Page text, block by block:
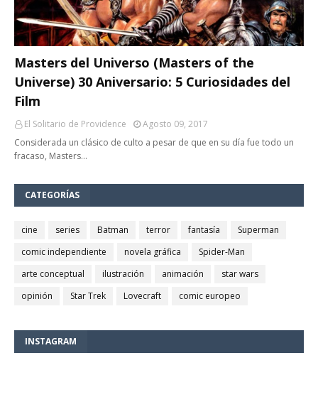
Masters del Universo (Masters of the
Universe) 30 Aniversario: 5 Curiosidades del
Film
El Solitario de Providence
Agosto 09, 2017
Considerada un clásico de culto a pesar de que en su día fue todo un
fracaso, Masters…
CATEGORÍAS
cine series Batman terror fantasía
Superman
comic independiente
novela gráfica
Spider-Man
arte conceptual
ilustración animación
star wars
opinión
Star Trek Lovecraft comic europeo
INSTAGRAM